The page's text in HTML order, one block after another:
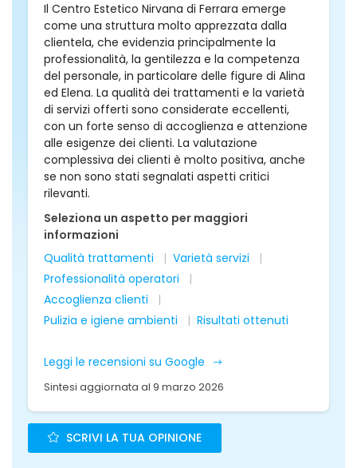
Il Centro Estetico Nirvana di Ferrara emerge
come una struttura molto apprezzata dalla
clientela, che evidenzia principalmente la
professionalità, la gentilezza e la competenza
del personale, in particolare delle figure di Alina
ed Elena. La qualità dei trattamenti e la varietà
di servizi offerti sono considerate eccellenti,
con un forte senso di accoglienza e attenzione
alle esigenze dei clienti. La valutazione
complessiva dei clienti è molto positiva, anche
se non sono stati segnalati aspetti critici
rilevanti.
Seleziona un aspetto per maggiori
informazioni
Qualità trattamenti
Varietà servizi
Professionalità operatori
Accoglienza clienti
Pulizia e igiene ambienti
Risultati ottenuti
Leggi le recensioni su Google
Sintesi aggiornata al 9 marzo 2026
SCRIVI LA TUA OPINIONE